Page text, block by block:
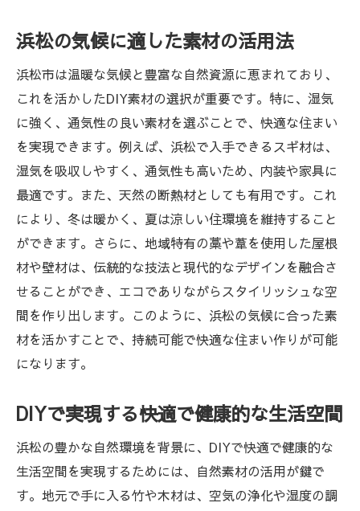
浜松の気候に適した素材の活用法
浜松市は温暖な気候と豊富な自然資源に恵まれており、
これを活かしたDIY素材の選択が重要です。特に、湿気
に強く、通気性の良い素材を選ぶことで、快適な住まい
を実現できます。例えば、浜松で入手できるスギ材は、
湿気を吸収しやすく、通気性も高いため、内装や家具に
最適です。また、天然の断熱材としても有用です。これ
により、冬は暖かく、夏は涼しい住環境を維持すること
ができます。さらに、地域特有の藁や葦を使用した屋根
材や壁材は、伝統的な技法と現代的なデザインを融合さ
せることができ、エコでありながらスタイリッシュな空
間を作り出します。このように、浜松の気候に合った素
材を活かすことで、持続可能で快適な住まい作りが可能
になります。
DIYで実現する快適で健康的な生活空間
浜松の豊かな自然環境を背景に、DIYで快適で健康的な
生活空間を実現するためには、自然素材の活用が鍵で
す。地元で手に入る竹や木材は、空気の浄化や湿度の調